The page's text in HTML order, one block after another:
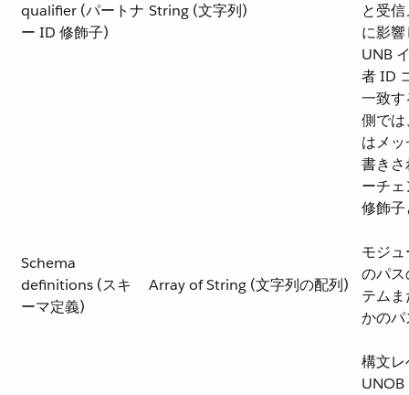
qualifier (パートナ
ー ID 修飾子)
String (文字列)
と受
に影
UNB
者 ID
一致
側で
はメ
書き
ーチ
修飾
Schema
definitions (スキ
ーマ定義)
Array of String (文字列の配列)
モジ
のパ
テム
かの
構文
UNOB